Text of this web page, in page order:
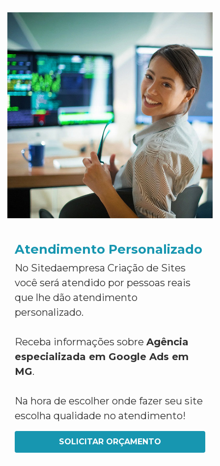
Atendimento Personalizado
No Sitedaempresa Criação de Sites
você será atendido por pessoas reais
que lhe dão atendimento
personalizado.
Receba informações sobre Agência
especializada em Google Ads em
MG.
Na hora de escolher onde fazer seu site
escolha qualidade no atendimento!
SOLICITAR ORÇAMENTO